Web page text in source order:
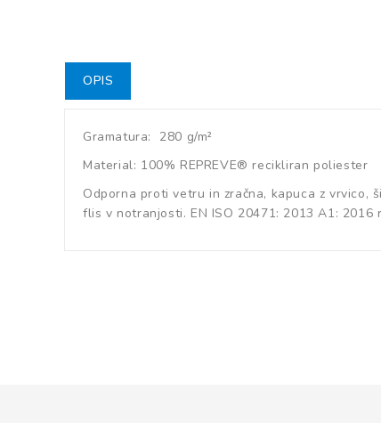
OPIS
Gramatura: 280 g/m²
Material: 100% REPREVE® recikliran poliester
Odporna proti vetru in zračna, kapuca z vrvico,
flis v notranjosti. EN ISO 20471: 2013 A1: 2016